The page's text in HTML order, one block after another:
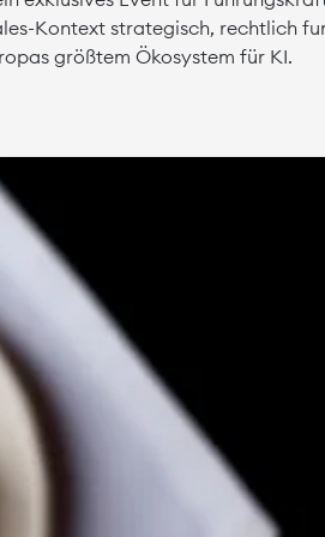
Kontext strategisch, rechtlich
größtem Ökosystem für KI.